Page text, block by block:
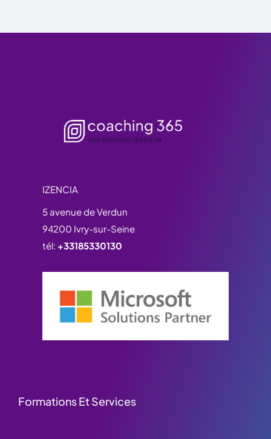
IZENCIA
5 avenue de Verdun
94200 Ivry-sur-Seine
tél: +33185330130
Formations Et Services